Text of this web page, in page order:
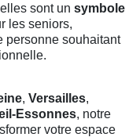
sont un symbole
les seniors,
personne souhaitant
, Versailles,
Essonnes, notre
votre espace